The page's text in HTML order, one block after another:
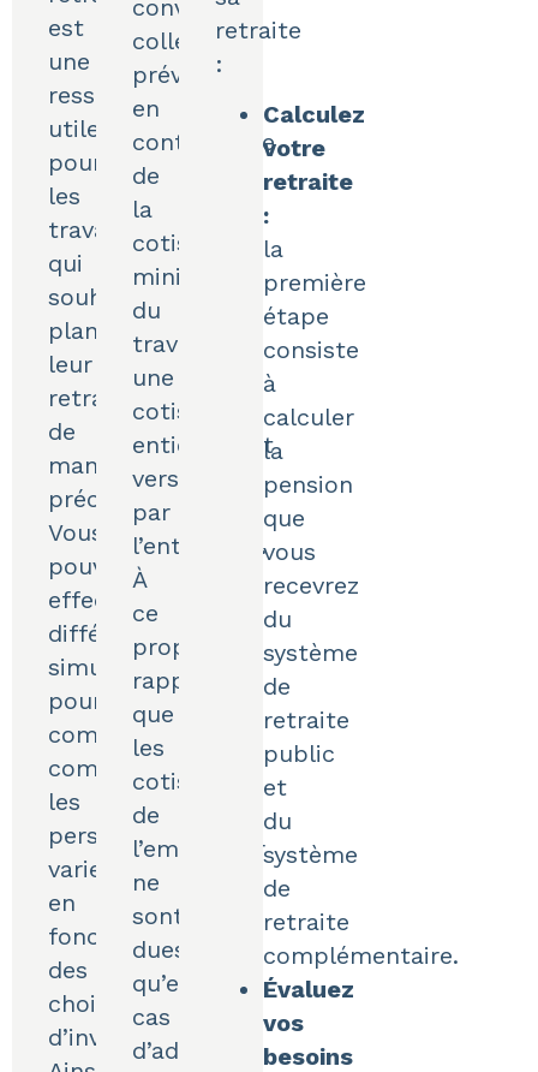
est
une
ressource
utile
pour
les
travailleurs
qui
souhaitent
planifier
leur
retraite
de
manière
précise.
Vous
pouvez
effectuer
différentes
simulations
pour
comprendre
comment
les
perspectives
varient
en
fonction
des
choix
d’investissement.
convention
collective
prévoit,
en
contrepartie
de
la
cotisation
minimale
du
travailleur,
une
cotisation
entièrement
versée
par
l’entreprise.
À
ce
propos,
rappelons
que
les
cotisations
de
l’employeur
ne
sont
dues
qu’en
cas
d’adhésion
retraite
:
Calculez
votre
retraite
:
la
première
étape
consiste
à
calculer
la
pension
que
vous
recevrez
du
système
de
retraite
public
et
du
système
de
retraite
complémentaire.
Évaluez
vos
besoins